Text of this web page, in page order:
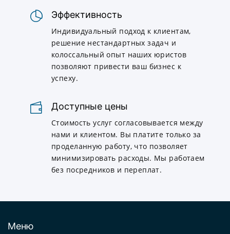
Эффективность
Индивидуальный подход к клиентам,
решение нестандартных задач и
колоссальный опыт наших юристов
позволяют привести ваш бизнес к
успеху.
Доступные цены
Стоимость услуг согласовывается между
нами и клиентом. Вы платите только за
проделанную работу, что позволяет
минимизировать расходы. Мы работаем
без посредников и переплат.
Меню